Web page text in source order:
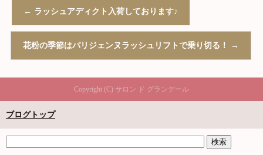
← ラッシュアディクト入荷しております♪
花粉の季節はパリジェンヌラッシュリフトで乗り切る！ →
Copyright (C) サロン ド グランデール
ブログトップ